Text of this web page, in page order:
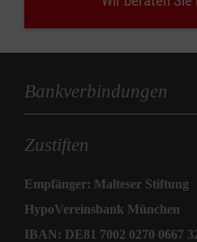
Bankverbindungen
Zustiften
Empfänger: Malteser Stiftung
HypoVereinsbank München
IBAN: DE81 7002 0270 0667